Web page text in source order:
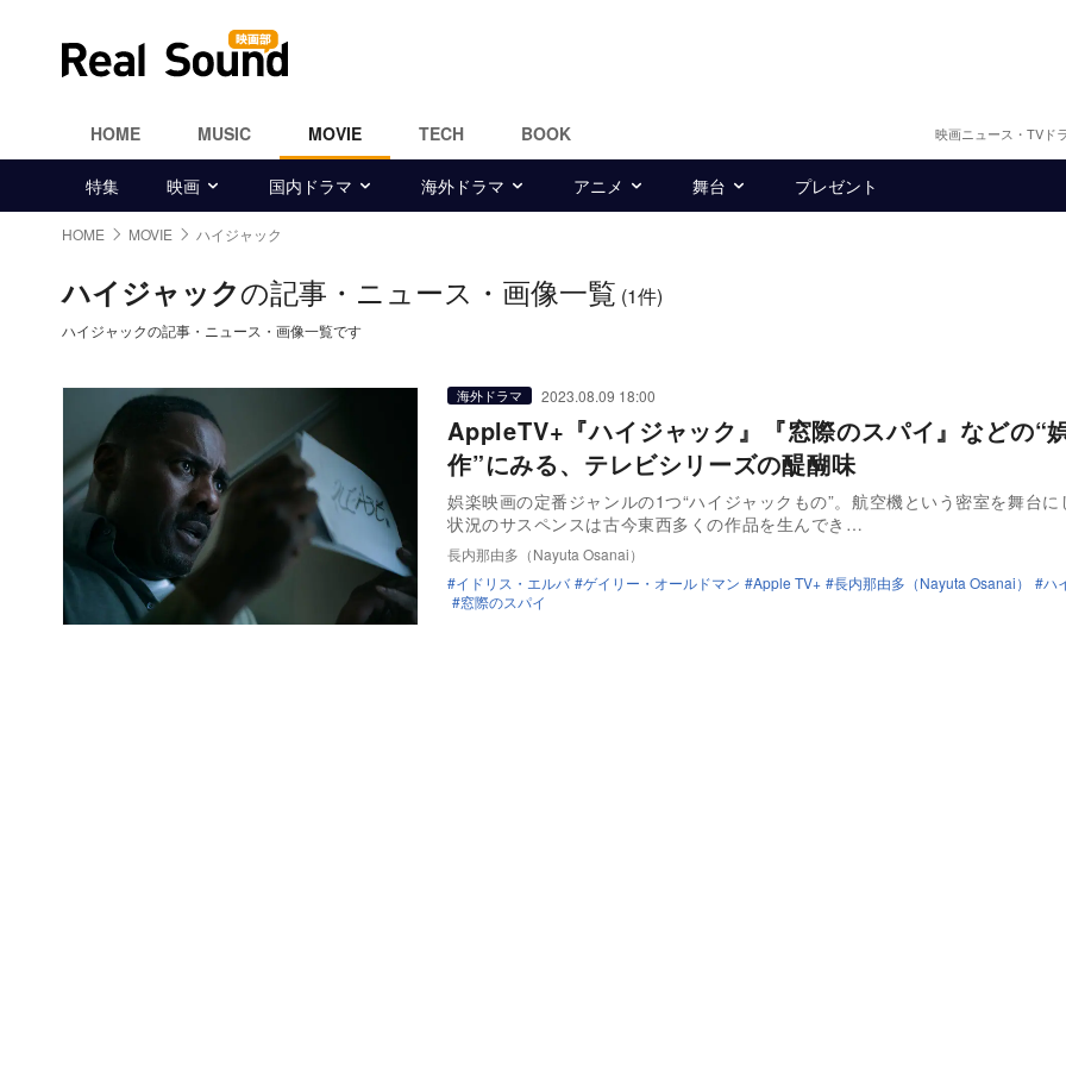
HOME MUSIC MOVIE TECH BOOK 映画ニュース・TVド
特集 映画 国内ドラマ 海外ドラマ アニメ 舞台 プレゼント
HOME MOVIE ハイジャック
ハイジャックの記事・ニュース・画像一覧 (1件)
ハイジャックの記事・ニュース・画像一覧です
海外ドラマ 2023.08.09 18:00
AppleTV+『ハイジャック』『窓際のスパイ』などの“
作”にみる、テレビシリーズの醍醐味
娯楽映画の定番ジャンルの1つ“ハイジャックもの”。航空機という密室を舞台に
状況のサスペンスは古今東西多くの作品を生んでき…
長内那由多（Nayuta Osanai）
イドリス・エルバ
ゲイリー・オールドマン Apple TV+ 長内那由多（Nayuta Osanai）
ハ
窓際のスパイ